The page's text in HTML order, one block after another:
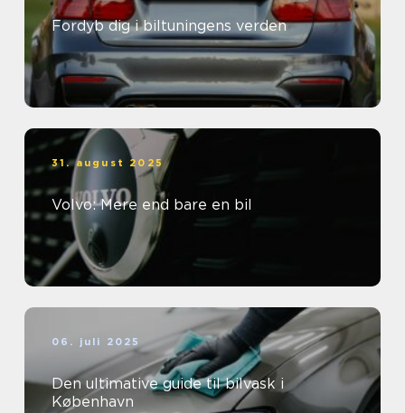
Fordyb dig i biltuningens verden
31. august 2025
Volvo: Mere end bare en bil
06. juli 2025
Den ultimative guide til bilvask i
København